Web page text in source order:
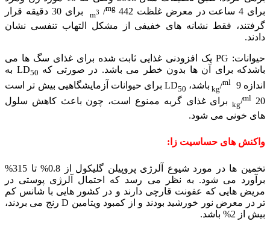
برای 4 ساعت در معرض غلظت 442
3 /mg
برای 30 دقیقه قرار
گرفتند، فقط نشانه های خفیفی از مشکل التهاب تنفسی نشان
دادند.
حیوانات: PG یک افزودنی غذایی ثابت شده برای غذای سگ ها می
باشدکه برای آن ها بدون خطر می باشد. در صورتی که LD 50
به
اندازه 9
kg/ml باشد، LD 50
برای حیوانات آزمایشگاهیی بیش تر است
20
kg/ml
برای غذای گربه ممنوع است، چون باعث کاهش سلول
های خونی می شود.
واکنش های حساسیت زا:
تخمین ها در مورد شیوع آلرژی پروپیلن گلیکول از 0.8% تا 315%
برآورد می شود. به نظر می رسد که احتمال آلرژی پوستی در
مریض هایی که عفونت قارچی دارند و در کشور هایی با شانس کم
تر در معرض نور خورشید بودند و از کمبود ویتامین D رنج می بردند،
بیش از 2% باشد.